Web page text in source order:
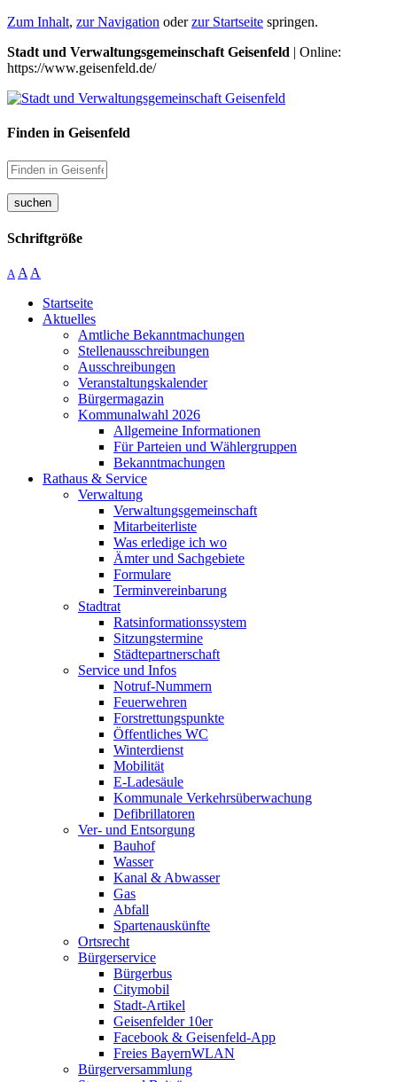
Zum Inhalt, zur Navigation oderzur Startseite springen.
Stadt und Verwaltungsgemeinschaft Geisenfeld | Online:
https://www.geisenfeld.de/
Finden in Geisenfeld
suchen
Schriftgröße
A A A
Startseite
Aktuelles
Amtliche Bekanntmachungen
Stellenausschreibungen
Ausschreibungen
Veranstaltungskalender
Bürgermagazin
Kommunalwahl 2026
Allgemeine Informationen
Für Parteien und Wählergruppen
Bekanntmachungen
Rathaus & Service
Verwaltung
Verwaltungsgemeinschaft
Mitarbeiterliste
Was erledige ich wo
Ämter und Sachgebiete
Formulare
Terminvereinbarung
Stadtrat
Ratsinformationssystem
Sitzungstermine
Städtepartnerschaft
Service und Infos
Notruf-Nummern
Feuerwehren
Forstrettungspunkte
Öffentliches WC
Winterdienst
Mobilität
E-Ladesäule
Kommunale Verkehrsüberwachung
Defibrillatoren
Ver- und Entsorgung
Bauhof
Wasser
Kanal & Abwasser
Gas
Abfall
Spartenauskünfte
Ortsrecht
Bürgerservice
Bürgerbus
Citymobil
Stadt-Artikel
Geisenfelder 10er
Facebook & Geisenfeld-App
Freies BayernWLAN
Bürgerversammlung